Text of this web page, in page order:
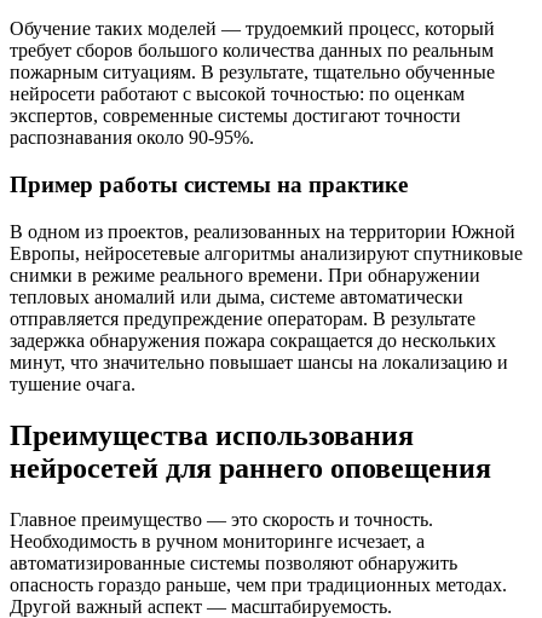
Обучение таких моделей — трудоемкий процесс, который
требует сборов большого количества данных по реальным
пожарным ситуациям. В результате, тщательно обученные
нейросети работают с высокой точностью: по оценкам
экспертов, современные системы достигают точности
распознавания около 90-95%.
Пример работы системы на практике
В одном из проектов, реализованных на территории Южной
Европы, нейросетевые алгоритмы анализируют спутниковые
снимки в режиме реального времени. При обнаружении
тепловых аномалий или дыма, системе автоматически
отправляется предупреждение операторам. В результате
задержка обнаружения пожара сокращается до нескольких
минут, что значительно повышает шансы на локализацию и
тушение очага.
Преимущества использования
нейросетей для раннего оповещения
Главное преимущество — это скорость и точность.
Необходимость в ручном мониторинге исчезает, а
автоматизированные системы позволяют обнаружить
опасность гораздо раньше, чем при традиционных методах.
Другой важный аспект ― масштабируемость.